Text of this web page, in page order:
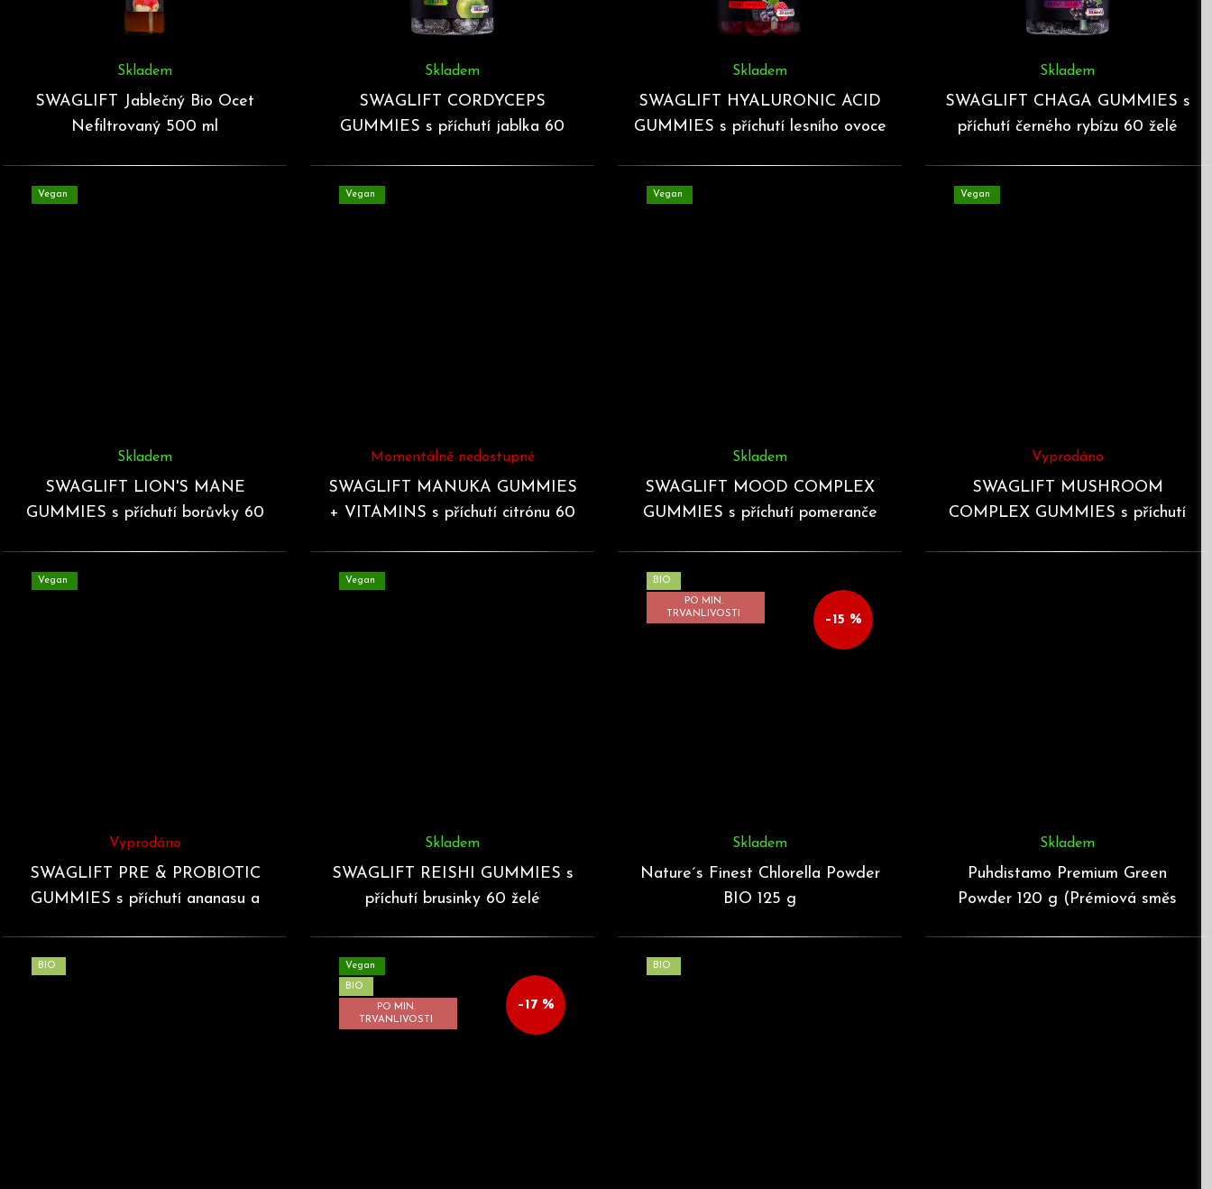
SWAGLIFT Jablečný Bio Ocet
Nefiltrovaný 500 ml
Skladem
SWAGLIFT CORDYCEPS
GUMMIES s příchutí jablka 60
Skladem
SWAGLIFT HYALURONIC ACID
GUMMIES s příchutí lesního ovoce
Skladem
SWAGLIFT CHAGA GUMMIES s
příchutí černého rybízu 60 želé
Skladem
Vegan
SWAGLIFT LION'S MANE
GUMMIES s příchutí borůvky 60
Skladem
Vegan
SWAGLIFT MANUKA GUMMIES
+ VITAMINS s příchutí citrónu 60
Momentálně nedostupné
Vegan
SWAGLIFT MOOD COMPLEX
GUMMIES s příchutí pomeranče
Skladem
Vegan
SWAGLIFT MUSHROOM
COMPLEX GUMMIES s příchutí
Vyprodáno
Vegan
SWAGLIFT PRE & PROBIOTIC
GUMMIES s příchutí ananasu a
Vyprodáno
Vegan
SWAGLIFT REISHI GUMMIES s
příchutí brusinky 60 želé
Skladem
BIO
PO MIN.
TRVANLIVOSTI
–15 %
Nature´s Finest Chlorella Powder
BIO 125 g
Skladem
Puhdistamo Premium Green
Powder 120 g (Prémiová směs
Skladem
BIO Vegan
BIO
PO MIN.
TRVANLIVOSTI
–17 %
BIO